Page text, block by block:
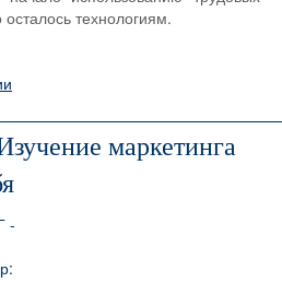
технологиям.
маркетинга